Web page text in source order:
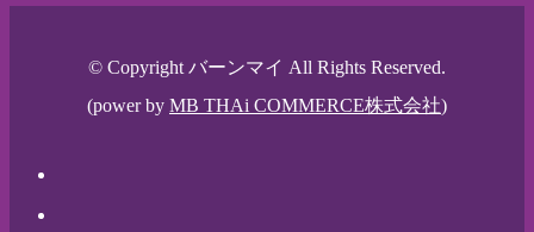
© Copyright バーンマイ All Rights Reserved.
(power by MB THAi COMMERCE株式会社)